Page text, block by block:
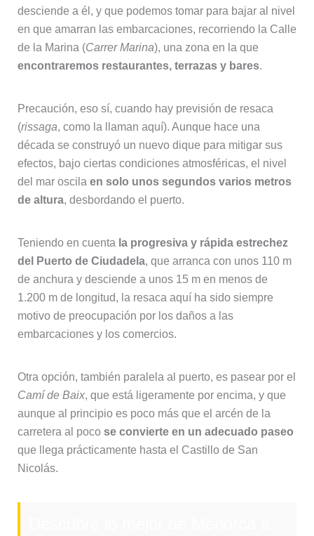
desciende a él, y que podemos tomar para bajar al nivel
en que amarran las embarcaciones, recorriendo la Calle
de la Marina (Carrer Marina), una zona en la que
encontraremos restaurantes, terrazas y bares.
Precaución, eso sí, cuando hay previsión de resaca
(rissaga, como la llaman aquí). Aunque hace una
década se construyó un nuevo dique para mitigar sus
efectos, bajo ciertas condiciones atmosféricas, el nivel
del mar oscila en solo unos segundos varios metros
de altura, desbordando el puerto.
Teniendo en cuenta la progresiva y rápida estrechez
del Puerto de Ciudadela, que arranca con unos 110 m
de anchura y desciende a unos 15 m en menos de
1.200 m de longitud, la resaca aquí ha sido siempre
motivo de preocupación por los daños a las
embarcaciones y los comercios.
Otra opción, también paralela al puerto, es pasear por el
Camí de Baix, que está ligeramente por encima, y que
aunque al principio es poco más que el arcén de la
carretera al poco se convierte en un adecuado paseo
que llega prácticamente hasta el Castillo de San
Nicolás.